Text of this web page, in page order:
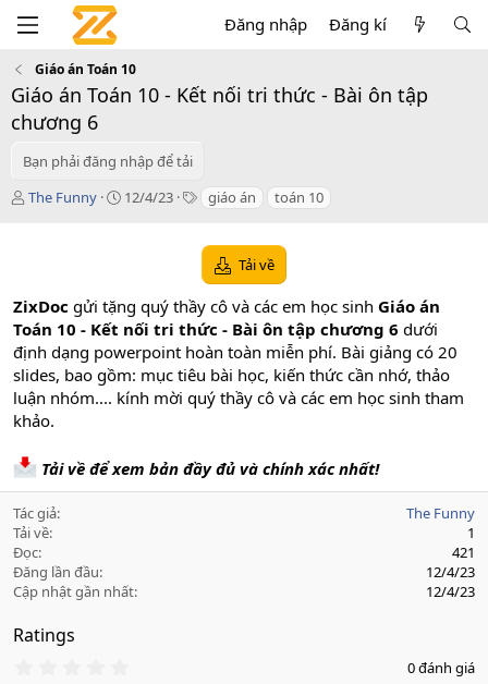
Đăng nhập Đăng kí
Giáo án Toán 10
Giáo án Toán 10 - Kết nối tri thức - Bài ôn tập
chương 6
Bạn phải đăng nhập để tải
T
The Funny
C
o
n
d
a
t
12/4/23
T
s
giáo án toán 10
Tải về
ZixDoc gửi tặng quý thầy cô và các em học sinh Giáo án
Toán 10 - Kết nối tri thức - Bài ôn tập chương 6 dưới
định dạng powerpoint hoàn toàn miễn phí. Bài giảng có 20
slides, bao gồm: mục tiêu bài học, kiến thức cần nhớ, thảo
luận nhóm.... kính mời quý thầy cô và các em học sinh tham
khảo.
Tải về để xem bản đầy đủ và chính xác nhất!
Tác giả
The Funny
Tải về
1
Đọc
421
Đăng lần đầu
12/4/23
Cập nhật gần nhất
12/4/23
Ratings
0 đánh giá